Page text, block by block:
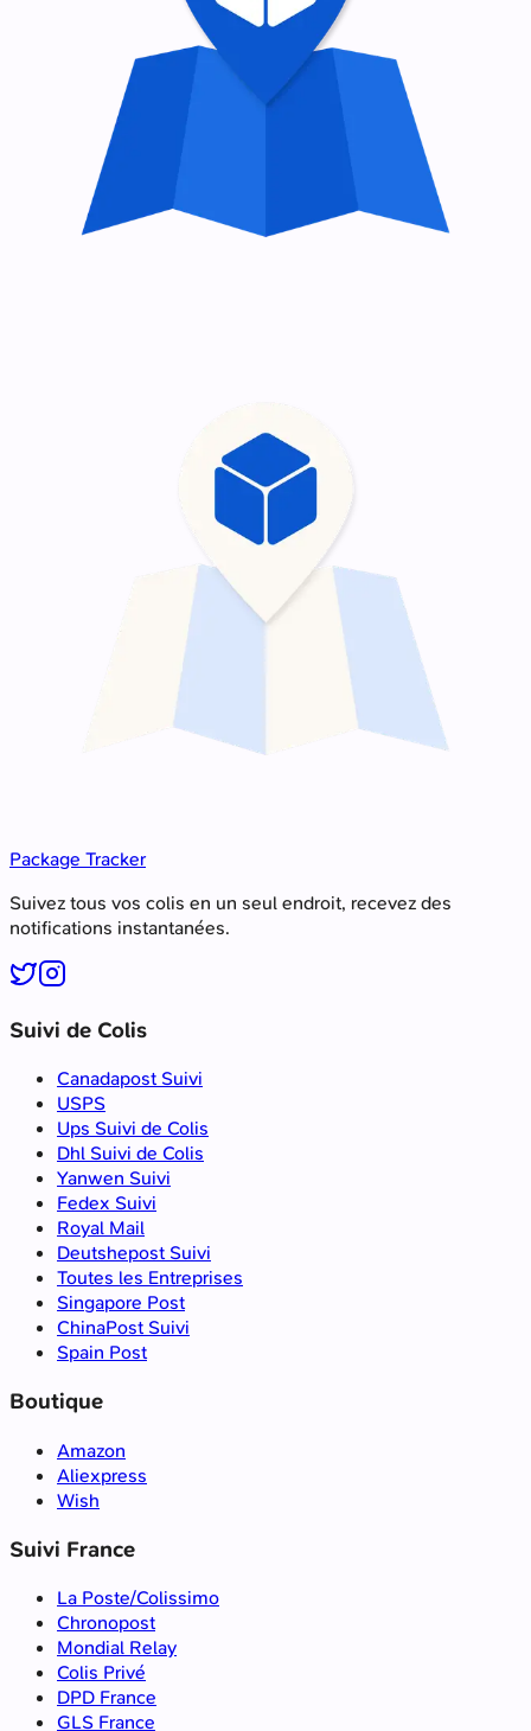
Package Tracker
Suivez tous vos colis en un seul endroit, recevez des
notifications instantanées.
Suivi de Colis
Canadapost Suivi
USPS
Ups Suivi de Colis
Dhl Suivi de Colis
Yanwen Suivi
Fedex Suivi
Royal Mail
Deutshepost Suivi
Toutes les Entreprises
Singapore Post
ChinaPost Suivi
Spain Post
Boutique
Amazon
Aliexpress
Wish
Suivi France
La Poste/Colissimo
Chronopost
Mondial Relay
Colis Privé
DPD France
GLS France